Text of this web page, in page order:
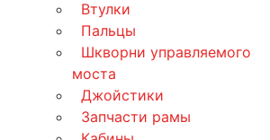
Втулки
Пальцы
Шкворни управляемого
моста
Джойстики
Запчасти рамы